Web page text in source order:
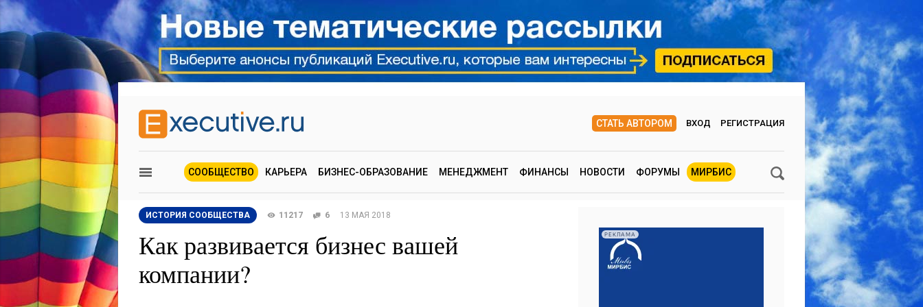
СТАТЬ АВТОРОМ ВХОД РЕГИСТРАЦИЯ
СООБЩЕСТВО КАРЬЕРА БИЗНЕС-ОБРАЗОВАНИЕ МЕНЕДЖМЕНТ ФИНАНСЫ НОВОСТИ ФОРУМЫ МИРБИС
ИСТОРИЯ СООБЩЕСТВА 11217 6 13 МАЯ 2018
Как развивается бизнес вашей
компании?
РЕКЛАМА